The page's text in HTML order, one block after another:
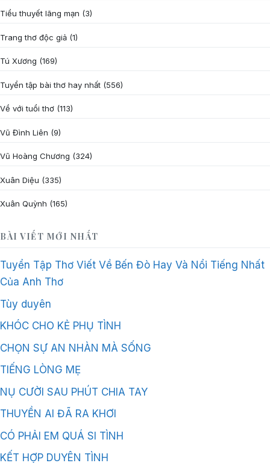
Tiểu thuyết lãng mạn (3)
Trang thơ độc giả (1)
Tú Xương (169)
Tuyển tập bài thơ hay nhất (556)
Về với tuổi thơ (113)
Vũ Đình Liên (9)
Vũ Hoàng Chương (324)
Xuân Diệu (335)
Xuân Quỳnh (165)
BÀI VIẾT MỚI NHẤT
Tuyển Tập Thơ Viết Về Bến Đò Hay Và Nổi Tiếng Nhất
Của Anh Thơ
Tùy duyên
KHÓC CHO KẺ PHỤ TÌNH
CHỌN SỰ AN NHÀN MÀ SỐNG
TIẾNG LÒNG MẸ
NỤ CƯỜI SAU PHÚT CHIA TAY
THUYỀN AI ĐÃ RA KHƠI
CÓ PHẢI EM QUÁ SI TÌNH
KẾT HỢP DUYÊN TÌNH